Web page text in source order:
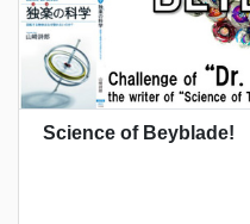
Science of Beyblade!